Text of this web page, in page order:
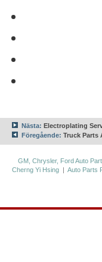
Nästa: Electroplating
Föregående: Truck Parts
GM, Chrysler, Ford Auto
Cherng Yi Hsing |Auto Parts